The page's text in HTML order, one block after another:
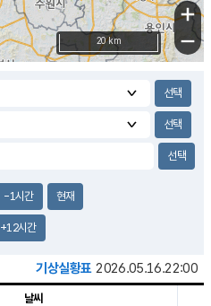
+
−
20 km
-1시간 현재
+12시간
기상실황표 2026.05.16.22:00
날씨